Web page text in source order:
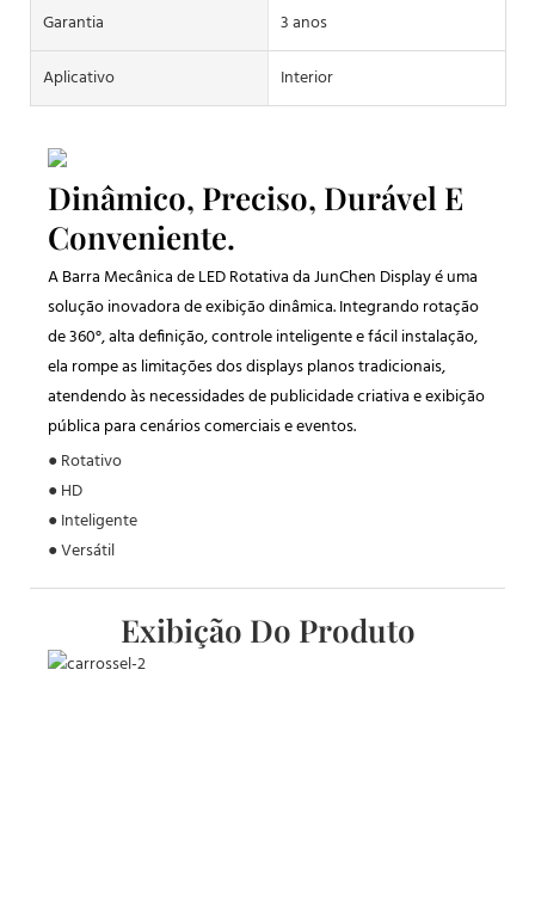
Garantia
3 anos
Aplicativo
Interior
Dinâmico, Preciso, Durável E
Conveniente.
A Barra Mecânica de LED Rotativa da JunChen Display é uma
solução inovadora de exibição dinâmica. Integrando rotação
de 360°, alta definição, controle inteligente e fácil instalação,
ela rompe as limitações dos displays planos tradicionais,
atendendo às necessidades de publicidade criativa e exibição
pública para cenários comerciais e eventos.
● Rotativo
● HD
● Inteligente
● Versátil
Exibição Do Produto